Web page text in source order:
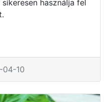
használja fel
04-10